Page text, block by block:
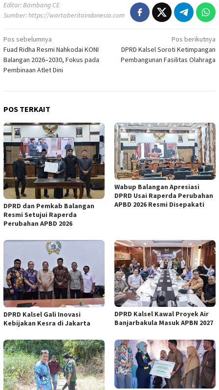
Editor: Bambang CE
Sumber:https://wartaberitaindonesia.com
Navigasi
pos
Pos sebelumnya
Fuad Ridha Resmi Nahkodai KONI
Balangan 2026–2030, Fokus pada
Pembinaan Atlet Dini
Pos berikutnya
DPRD Kalsel Soroti Ketimpangan
Pembangunan Fasilitas Olahraga
POS TERKAIT
DPRD dan Pemkab Balangan
Resmi Setujui Raperda
Perubahan APBD 2026
Wabup Balangan Apresiasi
DPRD Usai Raperda Perubahan
APBD 2026 Resmi Disepakati
DPRD Kalsel Gali Inovasi
Kebijakan Kesra di Jakarta
DPRD Kalsel Kawal Proyek Air
Banjarbakula Masuk APBN 2027